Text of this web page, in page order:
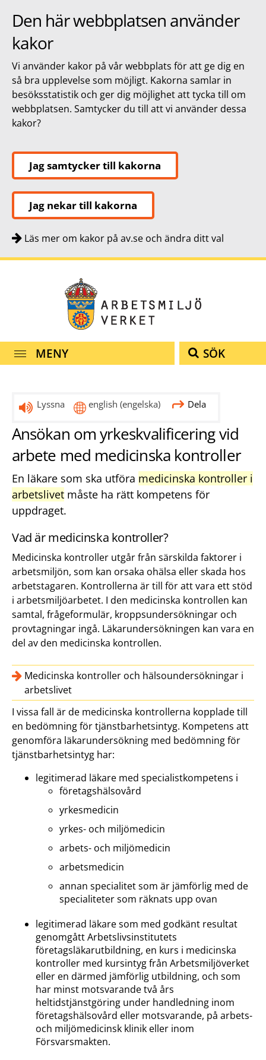
Den här webbplatsen använder
kakor
Vi använder kakor på vår webbplats för att ge dig en
så bra upplevelse som möjligt. Kakorna samlar in
besöksstatistik och ger dig möjlighet att tycka till om
webbplatsen. Samtycker du till att vi använder dessa
kakor?
Jag samtycker till kakorna
Jag nekar till kakorna
Läs mer om kakor på av.se och ändra ditt val
MENY SÖK
Lyssna english (engelska) Dela
Ansökan om yrkeskvalificering vid
arbete med medicinska kontroller
En läkare som ska utföra medicinska kontroller i
arbetslivet måste ha rätt kompetens för
uppdraget.
Vad är medicinska kontroller?
Medicinska kontroller utgår från särskilda faktorer i
arbetsmiljön, som kan orsaka ohälsa eller skada hos
arbetstagaren. Kontrollerna är till för att vara ett stöd
i arbetsmiljöarbetet. I den medicinska kontrollen kan
samtal, frågeformulär, kroppsundersökningar och
provtagningar ingå. Läkarundersökningen kan vara en
del av den medicinska kontrollen.
Medicinska kontroller och hälsoundersökningar i
arbetslivet
I vissa fall är de medicinska kontrollerna kopplade till
en bedömning för tjänstbarhetsintyg. Kompetens att
genomföra läkarundersökning med bedömning för
tjänstbarhetsintyg har:
legitimerad läkare med specialistkompetens i
företagshälsovård
yrkesmedicin
yrkes- och miljömedicin
arbets- och miljömedicin
arbetsmedicin
annan specialitet som är jämförlig med de
specialiteter som räknats upp ovan
legitimerad läkare som med godkänt resultat
genomgått Arbetslivsinstitutets
företagsläkarutbildning, en kurs i medicinska
kontroller med kursintyg från Arbetsmiljöverket
eller en därmed jämförlig utbildning, och som
har minst motsvarande två års
heltidstjänstgöring under handledning inom
företagshälsovård eller motsvarande, på arbets-
och miljömedicinsk klinik eller inom
Försvarsmakten.